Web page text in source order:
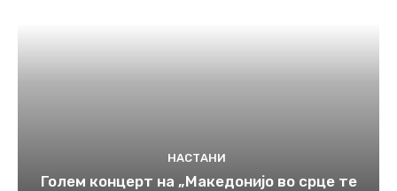
НАСТАНИ
Голем концерт на „Македонијо во срце те